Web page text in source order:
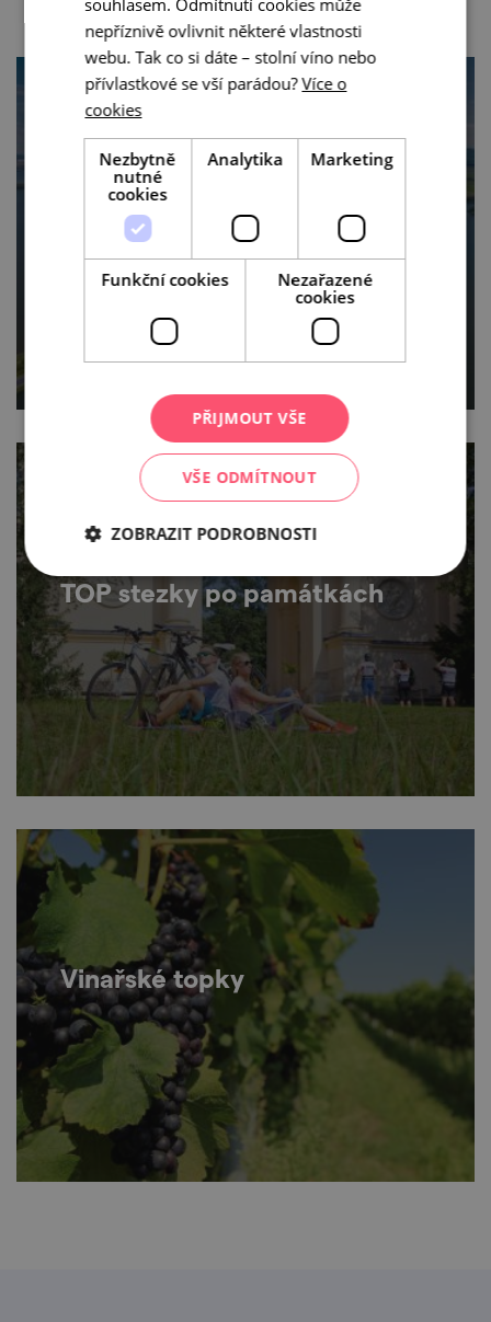
Nej cyklotrasy k vodě
TOP stezky po památkách
Vinařské topky
souhlasem. Odmítnutí cookies může
nepříznivě ovlivnit některé vlastnosti
webu. Tak co si dáte – stolní víno nebo
přívlastkové se vší parádou?Více o
cookies
Nezbytně
nutné
cookies
Analytika Marketing
Funkční cookies
Nezařazené
cookies
PŘIJMOUT VŠE
VŠE ODMÍTNOUT
ZOBRAZIT PODROBNOSTI